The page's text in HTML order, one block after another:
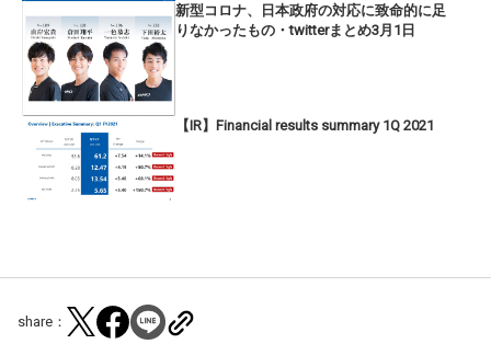
新型コロナ、日本政府の対応に致命的に足
りなかったもの・twitterまとめ3月1日
【IR】Financial results summary 1Q 2021
share：